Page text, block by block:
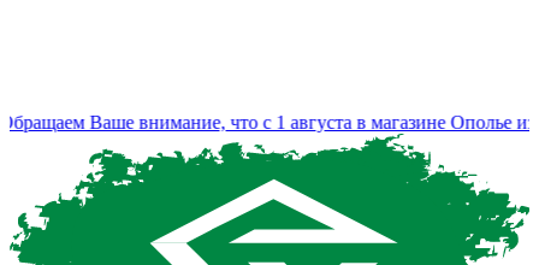
Ваше внимание, что с 1 августа в магазине Ополье